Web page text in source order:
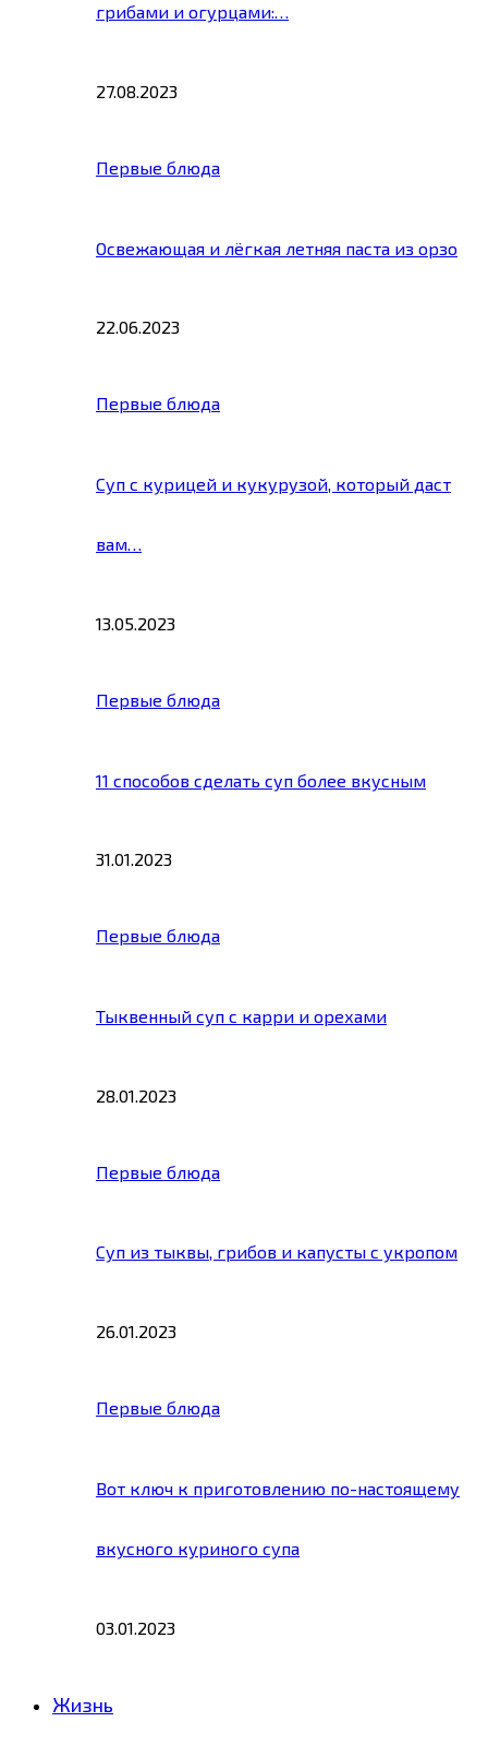
грибами и огурцами:…
27.08.2023
Первые блюда
Освежающая и лёгкая летняя паста из орзо
22.06.2023
Первые блюда
Суп с курицей и кукурузой, который даст
вам…
13.05.2023
Первые блюда
11 способов сделать суп более вкусным
31.01.2023
Первые блюда
Тыквенный суп с карри и орехами
28.01.2023
Первые блюда
Суп из тыквы, грибов и капусты с укропом
26.01.2023
Первые блюда
Вот ключ к приготовлению по-настоящему
вкусного куриного супа
03.01.2023
Жизнь